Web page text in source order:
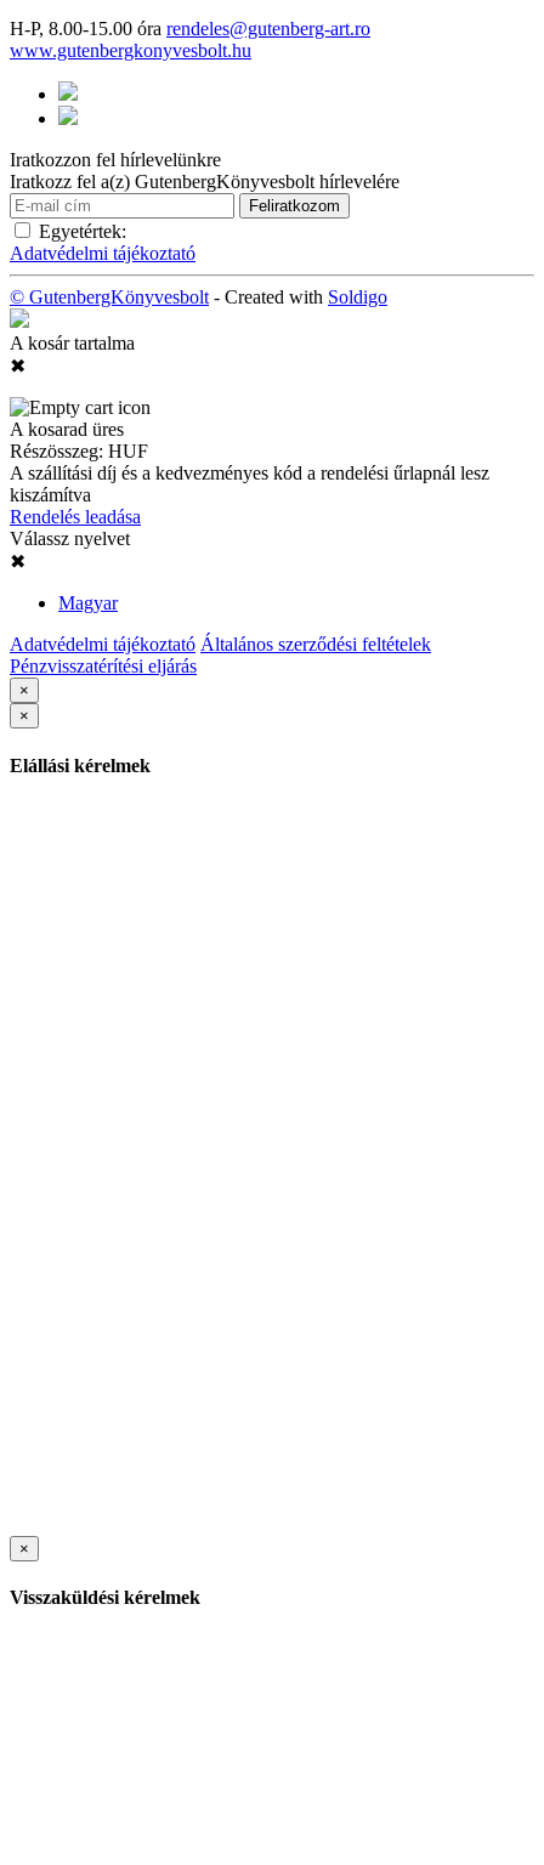
H-P, 8.00-15.00 óra rendeles@gutenberg-art.ro
www.gutenbergkonyvesbolt.hu
Iratkozzon fel hírlevelünkre
Iratkozz fel a(z) GutenbergKönyvesbolt hírlevelére
Egyetértek:
Adatvédelmi tájékoztató
© GutenbergKönyvesbolt - Created with Soldigo
A kosár tartalma
✖
A kosarad üres
Részösszeg: HUF
A szállítási díj és a kedvezményes kód a rendelési űrlapnál lesz
kiszámítva
Rendelés leadása
Válassz nyelvet
✖
Magyar
Adatvédelmi tájékoztató Általános szerződési feltételek
Pénzvisszatérítési eljárás
×
×
Elállási kérelmek
×
Visszaküldési kérelmek